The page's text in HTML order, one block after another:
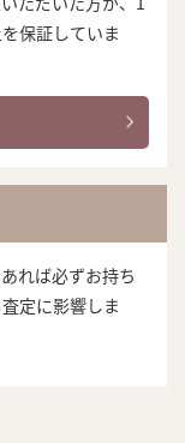
保証していま
れば必ずお持ち
定に影響しま